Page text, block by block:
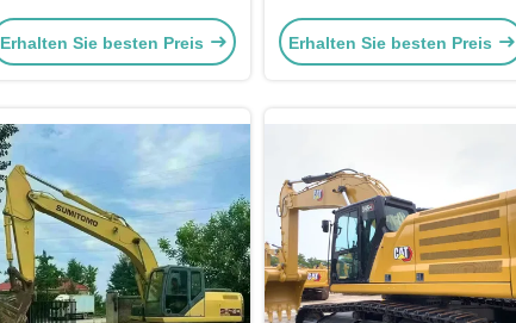
330 Crawlerl Bagger 32,84
Tonnen gebraucht
Erhalten Sie besten Preis
Zax120 Gebrauchtbaumaschine
Erhalten Sie besten Preis